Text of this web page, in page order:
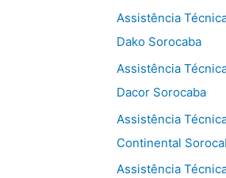
Assistência
Dako Sorocaba
Assistência
Dacor Sorocaba
Assistência
Continental
Assistência